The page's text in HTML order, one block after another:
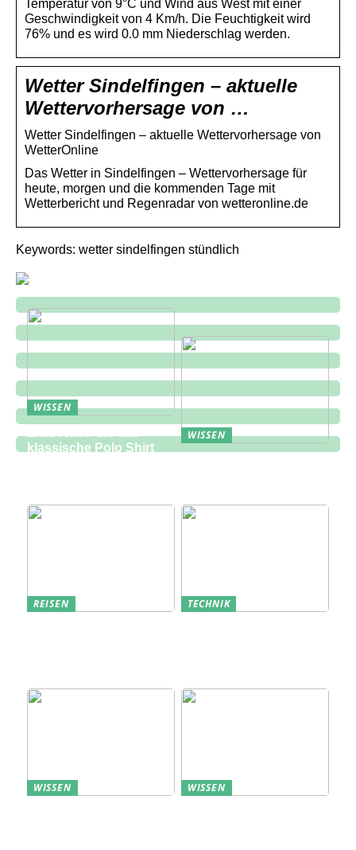
Temperatur von 9°C und Wind aus West mit einer
Geschwindigkeit von 4 Km/h. Die Feuchtigkeit wird
76% und es wird 0.0 mm Niederschlag werden.
Wetter Sindelfingen – aktuelle
Wettervorhersage von …
Wetter Sindelfingen – aktuelle Wettervorhersage von
WetterOnline
Das Wetter in Sindelfingen – Wettervorhersage für
heute, morgen und die kommenden Tage mit
Wetterbericht und Regenradar von wetteronline.de
Keywords: wetter sindelfingen stündlich
WISSEN
klassische Polo Shirt
WISSEN
REISEN
TECHNIK
WISSEN
WISSEN